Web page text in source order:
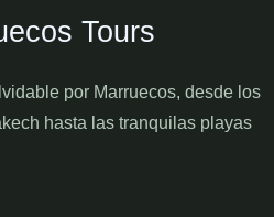
Tours
por Marruecos, desde los
hasta las tranquilas playas